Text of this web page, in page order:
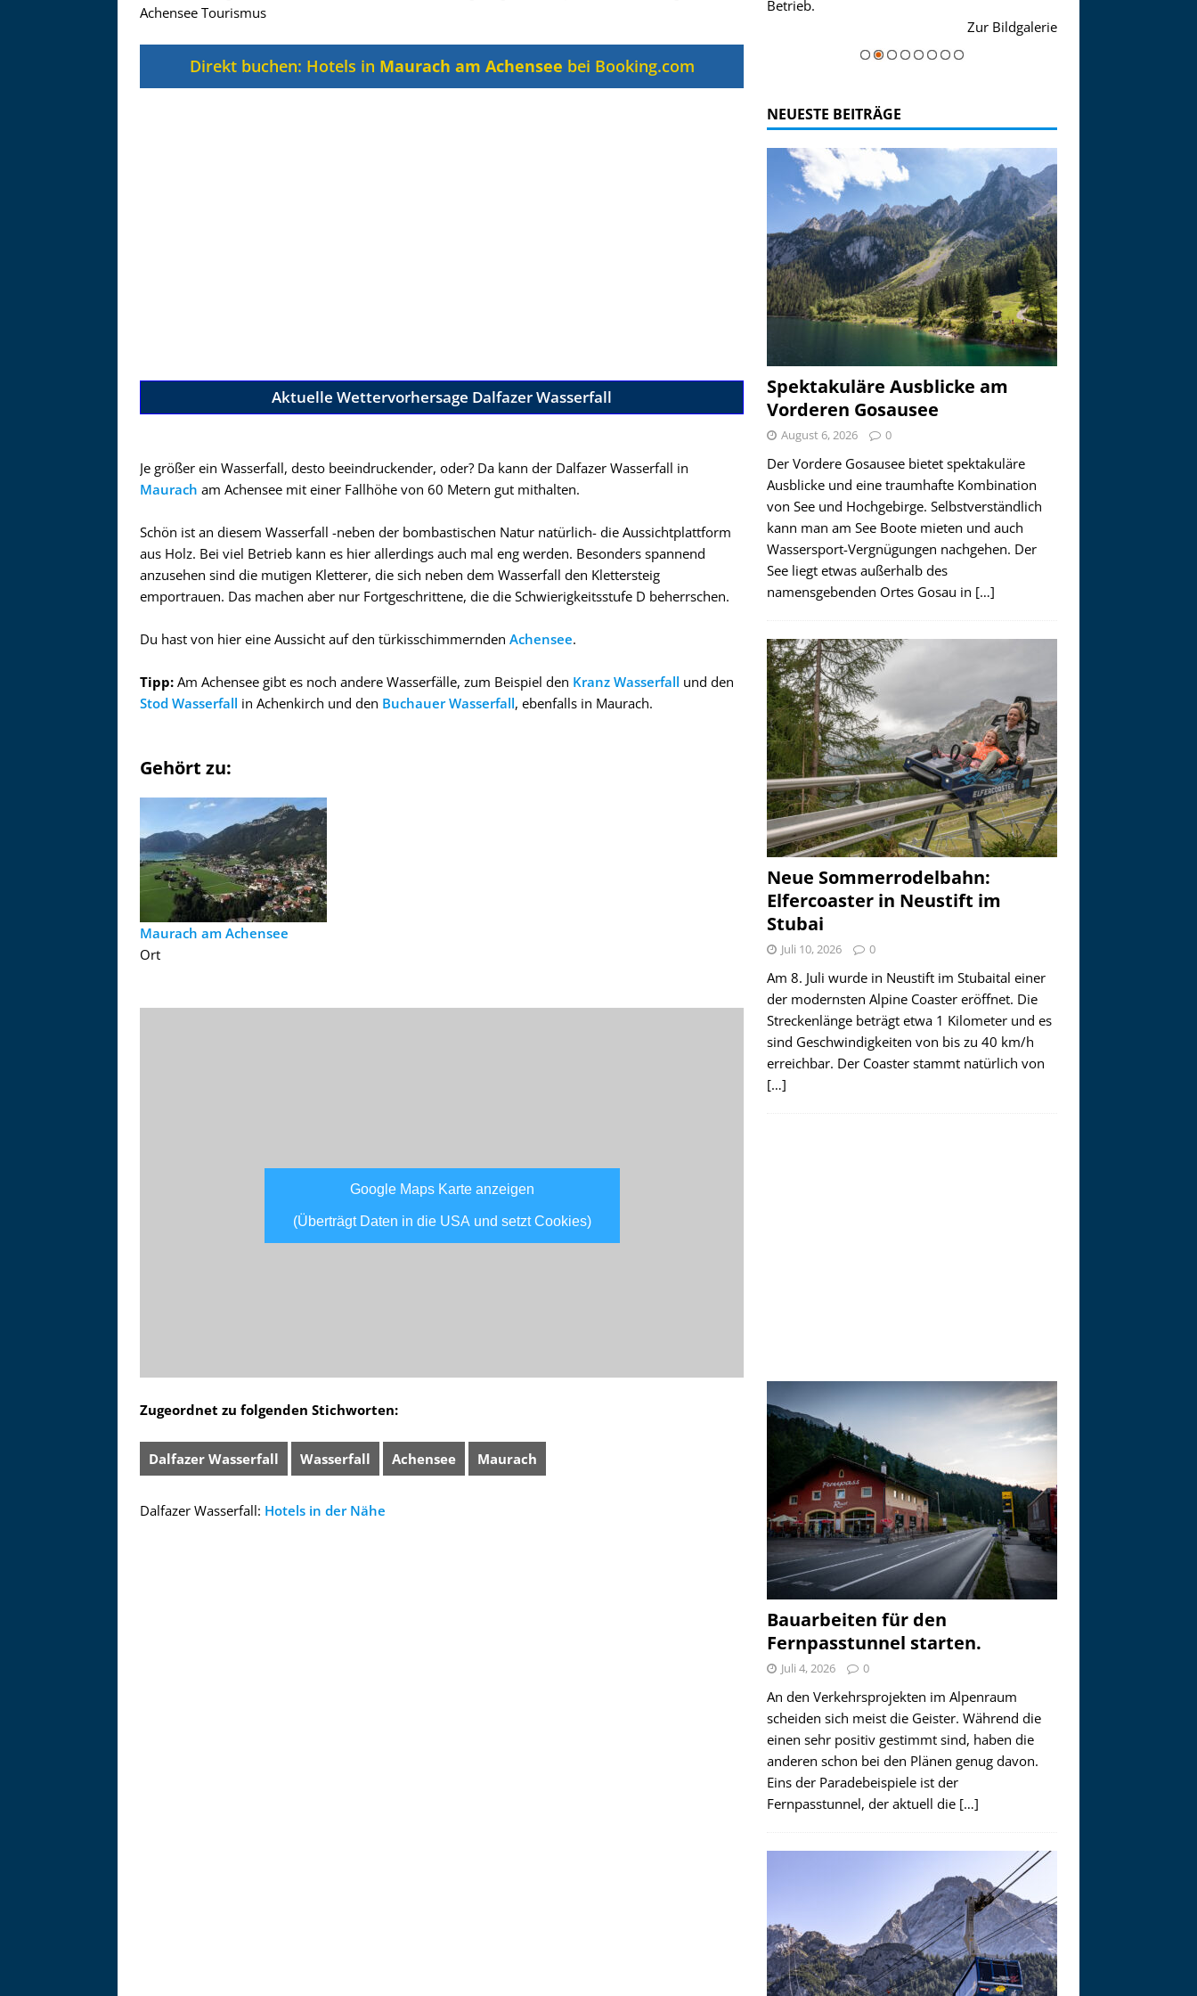
Achensee Tourismus
Direkt buchen: Hotels in Maurach am Achensee bei Booking.com
Aktuelle Wettervorhersage Dalfazer Wasserfall
Je größer ein Wasserfall, desto beeindruckender, oder? Da kann der Dalfazer Wasserfall in
Maurach am Achensee mit einer Fallhöhe von 60 Metern gut mithalten.
Schön ist an diesem Wasserfall -neben der bombastischen Natur natürlich- die Aussichtplattform
aus Holz. Bei viel Betrieb kann es hier allerdings auch mal eng werden. Besonders spannend
anzusehen sind die mutigen Kletterer, die sich neben dem Wasserfall den Klettersteig
emportrauen. Das machen aber nur Fortgeschrittene, die die Schwierigkeitsstufe D beherrschen.
Du hast von hier eine Aussicht auf den türkisschimmernden Achensee.
Tipp: Am Achensee gibt es noch andere Wasserfälle, zum Beispiel den Kranz Wasserfall und den
Stod Wasserfall in Achenkirch und den Buchauer Wasserfall, ebenfalls in Maurach.
Gehört zu:
Maurach am Achensee
Ort
Google Maps Karte anzeigen
(Überträgt Daten in die USA und setzt Cookies)
Zugeordnet zu folgenden Stichworten:
Dalfazer Wasserfall Wasserfall Achensee Maurach
Dalfazer Wasserfall: Hotels in der Nähe
Bilder des Coasters ansehen.
Betrieb.
Zur Bildgaleriemajestätisch...
Zur Bildgalerie
NEUESTE BEITRÄGE
Spektakuläre Ausblicke am
Vorderen Gosausee
August 6, 2026 0
Der Vordere Gosausee bietet spektakuläre
Ausblicke und eine traumhafte Kombination
von See und Hochgebirge. Selbstverständlich
kann man am See Boote mieten und auch
Wassersport-Vergnügungen nachgehen. Der
See liegt etwas außerhalb des
namensgebenden Ortes Gosau in […]
Neue Sommerrodelbahn:
Elfercoaster in Neustift im
Stubai
Juli 10, 2026 0
Am 8. Juli wurde in Neustift im Stubaital einer
der modernsten Alpine Coaster eröffnet. Die
Streckenlänge beträgt etwa 1 Kilometer und es
sind Geschwindigkeiten von bis zu 40 km/h
erreichbar. Der Coaster stammt natürlich von
[…]
Bauarbeiten für den
Fernpasstunnel starten.
Juli 4, 2026 0
An den Verkehrsprojekten im Alpenraum
scheiden sich meist die Geister. Während die
einen sehr positiv gestimmt sind, haben die
anderen schon bei den Plänen genug davon.
Eins der Paradebeispiele ist der
Fernpasstunnel, der aktuell die […]